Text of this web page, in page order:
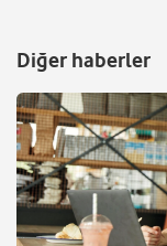
Diğer haberler